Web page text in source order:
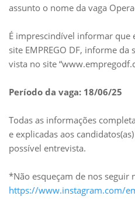
assunto o nome da vaga
É imprescindível informar que
site EMPREGO DF, informe da
vista no site
Período da vaga: 18/06/25
Todas as informações
e explicadas aos
possível entrevista.
*Não esqueçam de nos seguir
https://www.instagram.com/